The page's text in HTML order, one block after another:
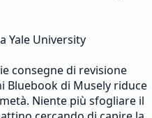
Yale University
consegne di revisione
Bluebook di Musely riduce
Niente più sfogliare il